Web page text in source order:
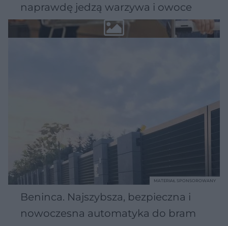
naprawdę jedzą warzywa i owoce
Beninca. Najszybsza, bezpieczna i
nowoczesna automatyka do bram
MATERIAŁ SPONSOROWANY